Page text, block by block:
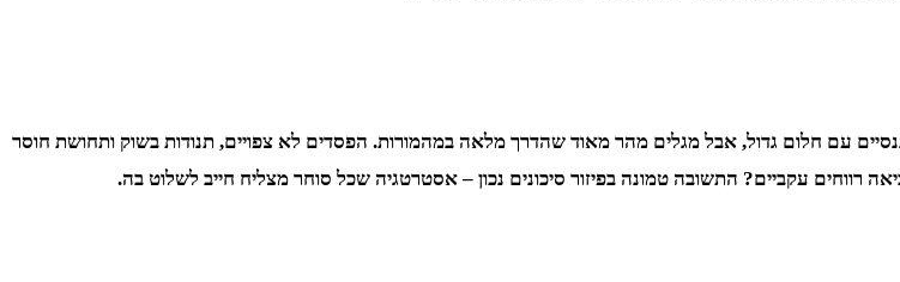
עם חלום גדול, אבל מגלים מהר מאוד שהדרך מלאה במהמורות. הפסדים לא צפויים, תנודות בשוק ותחושת חוסר
עקביים? התשובה טמונה בפיזור סיכונים נכון – אסטרטגיה שכל סוחר מצליח חייב לשלוט בה.